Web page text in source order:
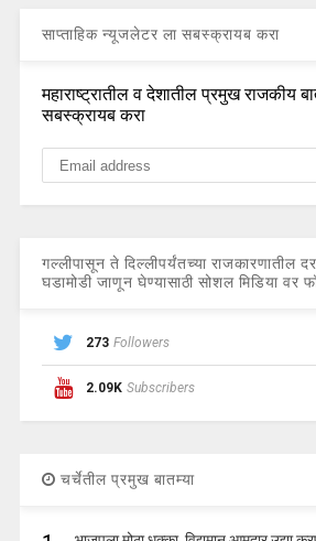
साप्ताहिक न्यूजलेटर ला सबस्क्रायब करा
महाराष्ट्रातील व देशातील प्रमुख राजकीय
सबस्क्रायब करा
गल्लीपासून ते दिल्लीपर्यंतच्या राजकारणातील
घडामोडी जाणून घेण्यासाठी सोशल मिडिया वर
273 Followers
2.09K Subscribers
चर्चेतील प्रमुख बातम्या